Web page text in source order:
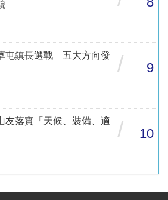
屯鎮長選戰 五大方向發
/ 9
落實「天候、裝備、適
/ 10